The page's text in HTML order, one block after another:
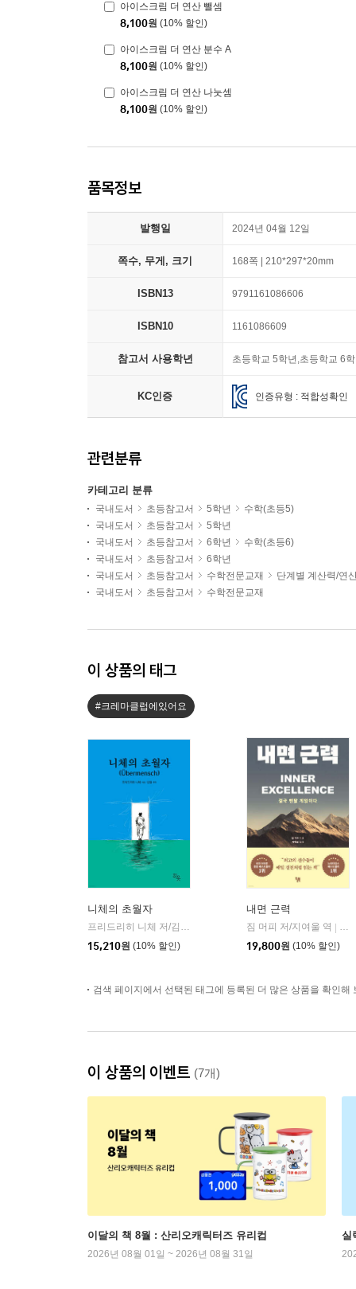
아이스크림 더 연산 뺄셈
8,100원 (10% 할인)
아이스크림 더 연산 분수 A
8,100원 (10% 할인)
아이스크림 더 연산 나눗셈
8,100원 (10% 할인)
품목정보
발행일 2024년 04월 12일
쪽수, 무게, 크기 168쪽 | 210*297*20mm
ISBN13 9791161086606
ISBN10 1161086609
참고서 사용학년 초등학교 5학년,초등학교 6
KC인증 인증유형 : 적합성확인
관련분류
카테고리 분류
국내도서 초등참고서 5학년
수학(초등5)
국내도서
초등참고서
5학년
국내도서
초등참고서 6학년
수학(초등6)
국내도서
초등참고서
6학년
국내도서
초등참고서 수학전문교재
단계별 계산력/연
국내도서
초등참고서 수학전문교재
이 상품의 태그
#크레마클럽에있어요
니체의 초월자
프리드리히 니체 저/김철 편역
15,210원 (10% 할인)
내면 근력
짐 머피 저/지여울 역
윌
19,800원 (10% 할인)
검색 페이지에서 선택된 태그에 등록된 더 많은 상품을 확인해
이 상품의 이벤트 (7개)
이달의 책 8월 : 산리오캐릭터즈 유리컵
2026년 08월 01일 ~ 2026년 08월 31일
실